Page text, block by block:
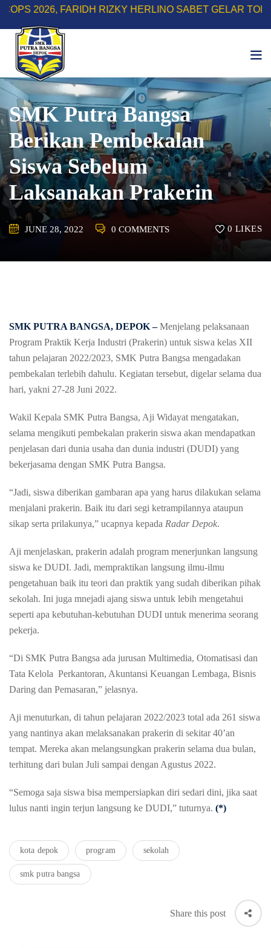
Skip
content
FARIDH RIZKY HERLINO SABET GELAR TOP SCORE |
SMK Putra Bangsa
Berikan Pembekalan
Siswa Sebelum
Laksanakan Prakerin
JUNE 28, 2022 0 COMMENTS 0 LIKES
SMK PUTRA BANGSA, DEPOK –Menjelang pelaksanaan
Program Praktik Kerja Industri (Prakerin) untuk siswa kelas XII
tahun pelajaran 2022/2023, SMK Putra Bangsa mengadakan
pembekalan terlebih dahulu. Kegiatan tersebut, digelar selama dua
hari, yakni 27-28 Juni 2022.
Wakil Kepala SMK Putra Bangsa, Aji Widayat mengatakan,
selama mengikuti pembekalan prakerin siswa akan mendapatkan
penjelasan dari dunia usaha dan dunia industri (DUDI) yang
bekerjasama dengan SMK Putra Bangsa.
“Jadi, siswa diberikan gambaran apa yang harus dilakukan selama
menjalani prakerin. Baik itu dari segi ketrampilannya ataupun
sikap serta prilakunya,” ucapnya kepada Radar Depok.
Aji menjelaskan, prakerin adalah program menerjunkan langsung
siswa ke DUDI. Jadi, mempraktikan langsung ilmu-ilmu
pengetahuan baik itu teori dan praktik yang sudah diberikan pihak
sekolah. Ini juga mnejadi ajang siswa untuk lebih mengetahui
seperti apa kebutuhan-kebutuhan DUDI untuk menerima seorang
pekerja.
“Di SMK Putra Bangsa ada jurusan Multimedia, Otomatisasi dan
Tata Kelola Perkantoran, Akuntansi Keuangan Lembaga, Bisnis
Daring dan Pemasaran,” jelasnya.
Aji menuturkan, di tahun pelajaran 2022/2023 total ada 261 siswa
yang nantinya akan melaksanakan prakerin di sekitar 40’an
tempat. Mereka akan melangsungkan prakerin selama dua bulan,
terhitung dari bulan Juli sampai dengan Agustus 2022.
“Semoga saja siswa bisa mempersiapkan diri sedari dini, jika saat
lulus nanti ingin terjun langsung ke DUDI,” tuturnya. (*)
kota depok program sekolah
smk putra bangsa
Share this post